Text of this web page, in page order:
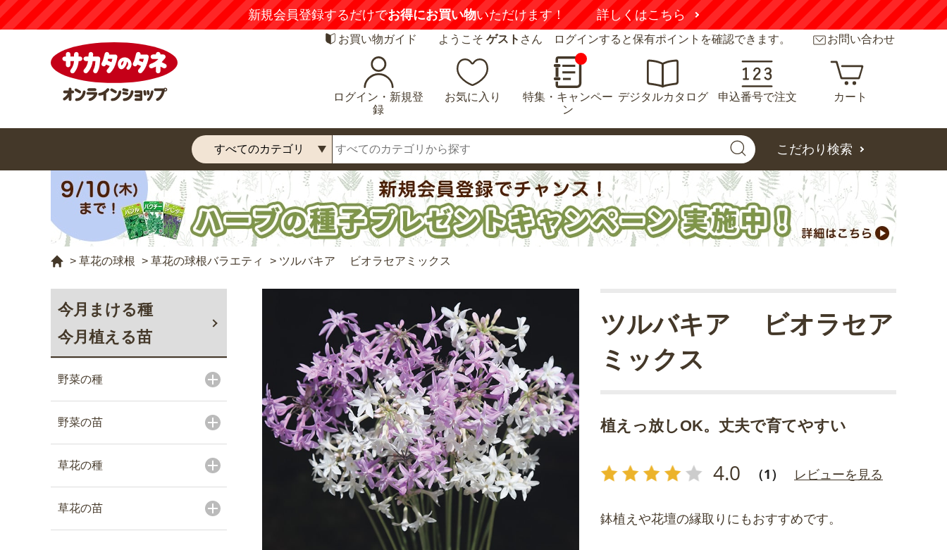
【注意喚起】悪質な偽サイトにご注意ください 詳しくはこちら
お買い物ガイド ようこそ ゲスト さん ログインすると保有ポイントを確認できます。 お問い合わせ
ログイン・新規登
録
お気に入り
特集・キャンペー
ン
デジタルカタログ 申込番号で注文 カート
こだわり検索
> 草花の球根 > 草花の球根バラエティ > ツルバキア ビオラセアミックス
今月まける種
今月植える苗
野菜の種
野菜の苗
草花の種
草花の苗
植えっ放しOK。丈夫で育てやすい
4.0 （1） レビューを見る
ツルバキア ビオラセア
ミックス
鉢植えや花壇の縁取りにもおすすめです。